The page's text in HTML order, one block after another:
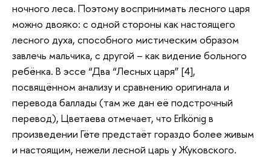
ночного леса. Поэтому воспринимать лесного царя
можно двояко: с одной стороны как настоящего
лесного духа, способного мистическим образом
завлечь мальчика, с другой – как видение больного
ребёнка. В эссе “Два “Лесных царя” [4],
посвящённом анализу и сравнению оригинала и
перевода баллады (там же дан её подстрочный
перевод), Цветаева отмечает, что Erlkönig в
произведении Гёте предстаёт гораздо более живым
и настоящим, нежели лесной царь у Жуковского.